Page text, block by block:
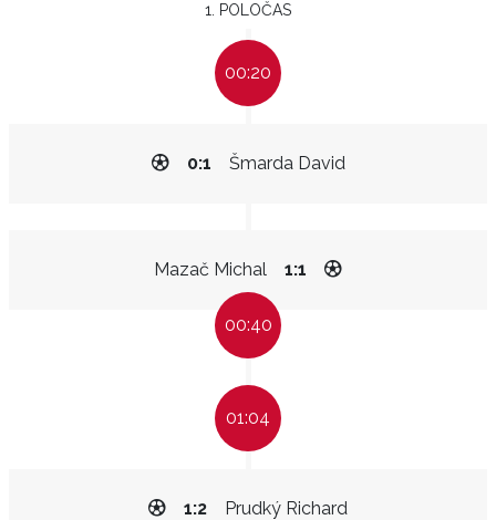
1. POLOČAS
00:20
Šmarda David
0:1
Mazač Michal 1:1
00:40
01:04
Prudký Richard
1:2